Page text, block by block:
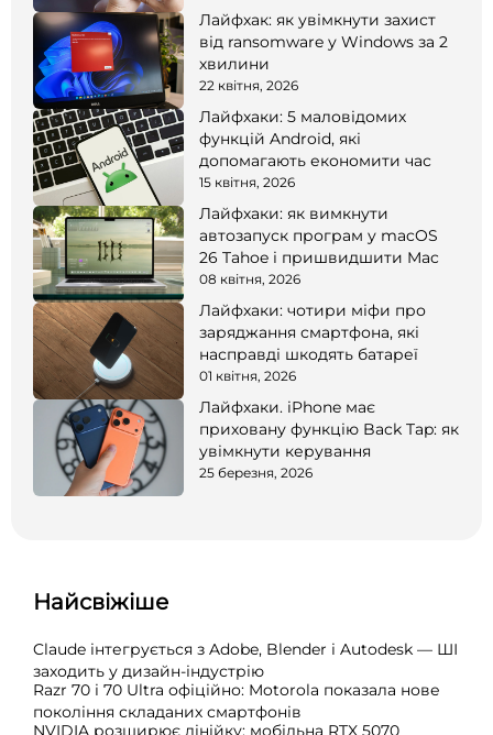
Лайфхак: як увімкнути захист
від ransomware у Windows за 2
хвилини
22 квітня, 2026
Лайфхаки: 5 маловідомих
функцій Android, які
допомагають економити час
15 квітня, 2026
Лайфхаки: як вимкнути
автозапуск програм у macOS
26 Tahoe і пришвидшити Mac
08 квітня, 2026
Лайфхаки: чотири міфи про
заряджання смартфона, які
насправді шкодять батареї
01 квітня, 2026
Лайфхаки. iPhone має
приховану функцію Back Tap: як
увімкнути керування
25 березня, 2026
Найсвіжіше
Claude інтегрується з Adobe, Blender і Autodesk — ШІ
заходить у дизайн-індустрію
Razr 70 і 70 Ultra офіційно: Motorola показала нове
покоління складаних смартфонів
NVIDIA розширює лінійку: мобільна RTX 5070